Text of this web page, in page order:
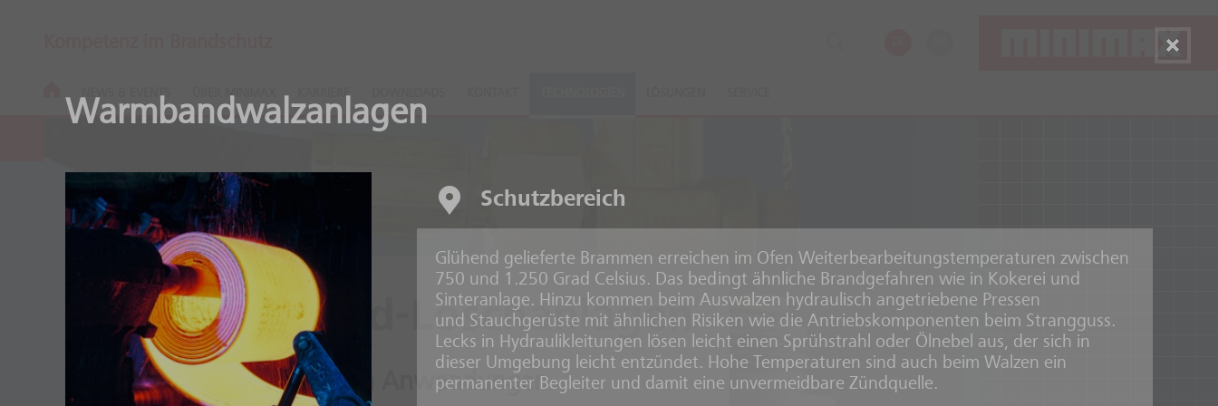
NEWS & EVENTS ÜBER MINIMAX KARRIERE
Kohlendioxid-Löschanlagen
Hochwirksam in vielen Anwendungen
Warmbandwalzanlagen
Schutzbereich
Glühend gelieferte Brammen erreichen im Ofen Weiterbearbeitungstemperaturen zwischen
750 und 1.250 Grad Celsius. Das bedingt ähnliche Brandgefahren wie in Kokerei und
Sinteranlage. Hinzu kommen beim Auswalzen hydraulisch angetriebene Pressen
und Stauchgerüste mit ähnlichen Risiken wie die Antriebskomponenten beim Strangguss.
Lecks in Hydraulikleitungen lösen leicht einen Sprühstrahl oder Ölnebel aus, der sich in
dieser Umgebung leicht entzündet. Hohe Temperaturen sind auch beim Walzen ein
permanenter Begleiter und damit eine unvermeidbare Zündquelle.